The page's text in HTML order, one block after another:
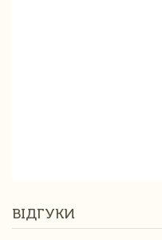
ВІДГУКИ